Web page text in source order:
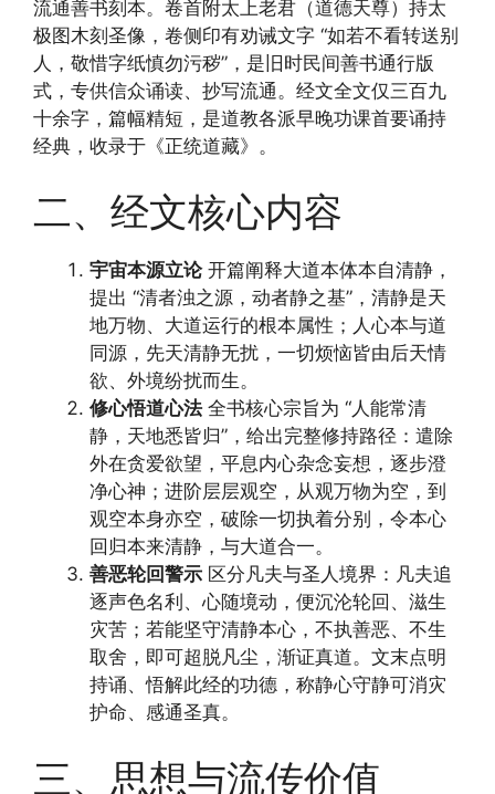
流通善书刻本。卷首附太上老君（道德天尊）持太
极图木刻圣像，卷侧印有劝诫文字 “如若不看转送别
人，敬惜字纸慎勿污秽”，是旧时民间善书通行版
式，专供信众诵读、抄写流通。经文全文仅三百九
十余字，篇幅精短，是道教各派早晚功课首要诵持
经典，收录于《正统道藏》。
二、经文核心内容
宇宙本源立论开篇阐释大道本体本自清静，
提出 “清者浊之源，动者静之基”，清静是天
地万物、大道运行的根本属性；人心本与道
同源，先天清静无扰，一切烦恼皆由后天情
欲、外境纷扰而生。
修心悟道心法全书核心宗旨为 “人能常清
静，天地悉皆归”，给出完整修持路径：遣除
外在贪爱欲望，平息内心杂念妄想，逐步澄
净心神；进阶层层观空，从观万物为空，到
观空本身亦空，破除一切执着分别，令本心
回归本来清静，与大道合一。
善恶轮回警示 区分凡夫与圣人境界：凡夫追
逐声色名利、心随境动，便沉沦轮回、滋生
灾苦；若能坚守清静本心，不执善恶、不生
取舍，即可超脱凡尘，渐证真道。文末点明
持诵、悟解此经的功德，称静心守静可消灾
护命、感通圣真。
三、思想与流传价值